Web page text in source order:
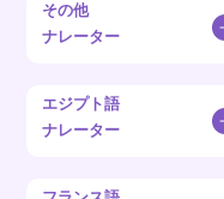
その他
ナレーター
エジプト語
ナレーター